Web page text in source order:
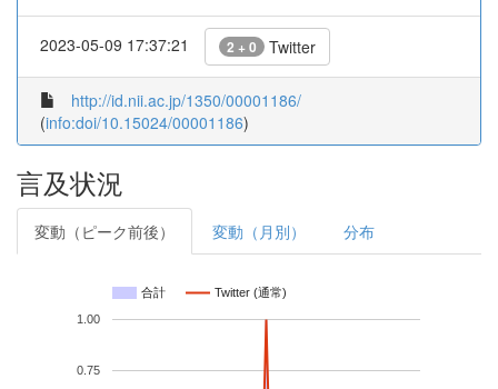
2023-05-09 17:37:21 2 + 0 Twitter
http://id.nii.ac.jp/1350/00001186/
(info:doi/10.15024/00001186)
言及状況
変動（ピーク前後） 変動（月別） 分布
合計 Twitter (通常)
0.75
1.00